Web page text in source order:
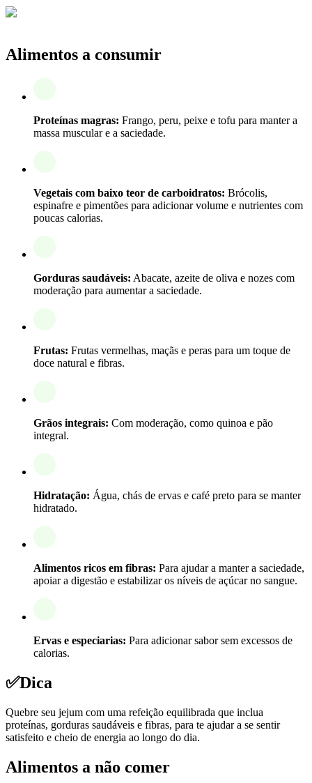
Alimentos a consumir
Proteínas magras: Frango, peru, peixe e tofu para manter a
massa muscular e a saciedade.
Vegetais com baixo teor de carboidratos: Brócolis,
espinafre e pimentões para adicionar volume e nutrientes com
poucas calorias.
Gorduras saudáveis: Abacate, azeite de oliva e nozes com
moderação para aumentar a saciedade.
Frutas: Frutas vermelhas, maçãs e peras para um toque de
doce natural e fibras.
Grãos integrais: Com moderação, como quinoa e pão
integral.
Hidratação: Água, chás de ervas e café preto para se manter
hidratado.
Alimentos ricos em fibras: Para ajudar a manter a saciedade,
apoiar a digestão e estabilizar os níveis de açúcar no sangue.
Ervas e especiarias: Para adicionar sabor sem excessos de
calorias.
✅Dica
Quebre seu jejum com uma refeição equilibrada que inclua
proteínas, gorduras saudáveis e fibras, para te ajudar a se sentir
satisfeito e cheio de energia ao longo do dia.
Alimentos a não comer